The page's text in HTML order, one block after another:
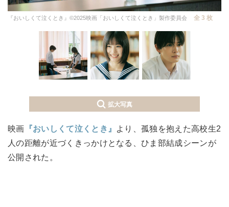
『おいしくて泣くとき』©2025映画「おいしくて泣くとき」製作委員会 全 3 枚
拡大写真
映画 『おいしくて泣くとき』
より、孤独を抱えた高校生2
人の距離が近づくきっかけとなる、ひま部結成シーンが
公開された。